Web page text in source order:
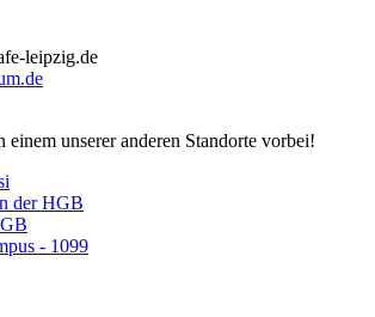
leipzig.de
einem unserer anderen Standorte vorbei!
der HGB
- 1099